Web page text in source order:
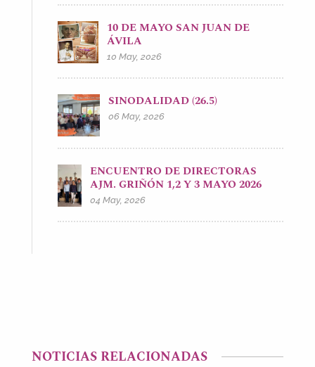
10 DE MAYO SAN JUAN DE
ÁVILA
10 May, 2026
SINODALIDAD (26.5)
06 May, 2026
ENCUENTRO DE DIRECTORAS
AJM. GRIÑÓN 1,2 Y 3 MAYO 2026
04 May, 2026
NOTICIAS RELACIONADAS